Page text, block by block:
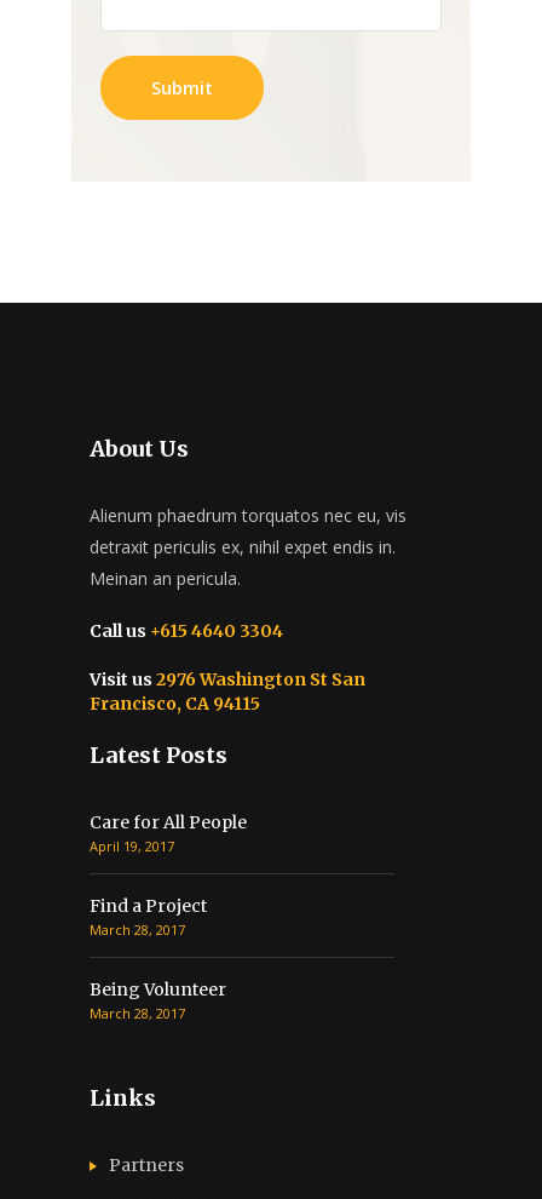
About Us
Alienum phaedrum torquatos nec eu, vis
detraxit periculis ex, nihil expet endis in.
Meinan an pericula.
Call us +615 4640 3304
Visit us 2976 Washington St San
Francisco, CA 94115
Latest Posts
Care for All People
April 19, 2017
Find a Project
March 28, 2017
Being Volunteer
March 28, 2017
Links
Partners